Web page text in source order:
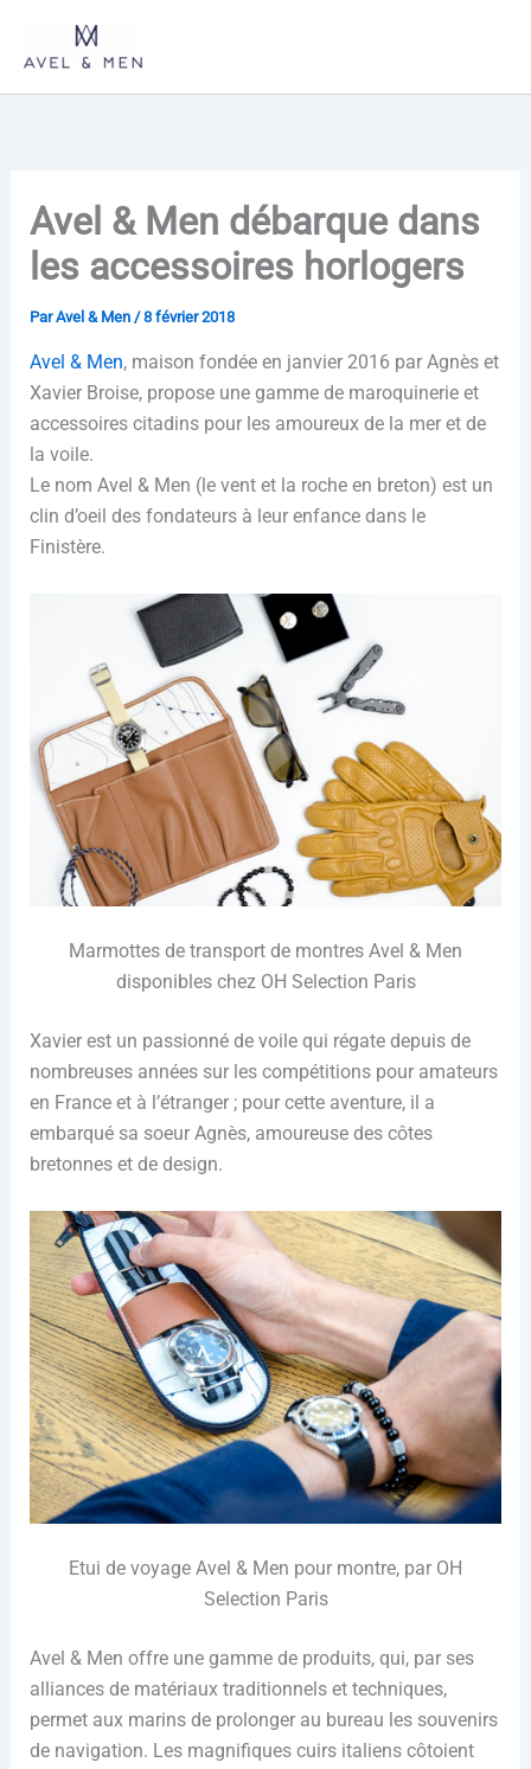
contenu
Avel & Men débarque dans
les accessoires horlogers
ParAvel & Men /8 février 2018
Avel & Men, maison fondée en janvier 2016 par Agnès et
Xavier Broise, propose une gamme de maroquinerie et
accessoires citadins pour les amoureux de la mer et de
la voile.
Le nom Avel & Men (le vent et la roche en breton) est un
clin d’oeil des fondateurs à leur enfance dans le
Finistère.
Marmottes de transport de montres Avel & Men
disponibles chez OH Selection Paris
Xavier est un passionné de voile qui régate depuis de
nombreuses années sur les compétitions pour amateurs
en France et à l’étranger ; pour cette aventure, il a
embarqué sa soeur Agnès, amoureuse des côtes
bretonnes et de design.
Etui de voyage Avel & Men pour montre, par OH
Selection Paris
Avel & Men offre une gamme de produits, qui, par ses
alliances de matériaux traditionnels et techniques,
permet aux marins de prolonger au bureau les souvenirs
de navigation. Les magnifiques cuirs italiens côtoient